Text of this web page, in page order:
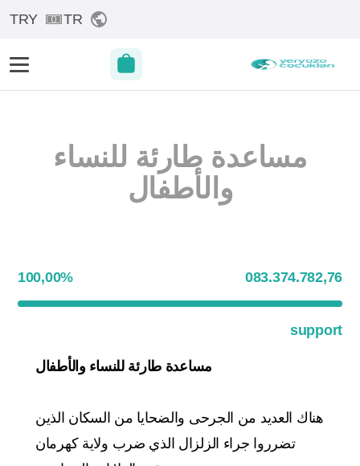
TR
TRY
مساعدة طارئة للنساء
والأطفال
083.374.782,76
100,00%
support
مساعدة طارئة للنساء والأطفال
هناك العديد من الجرحى والضحايا من السكان الذين
تضرروا جراء الزلزال الذي ضرب ولاية كهرمان